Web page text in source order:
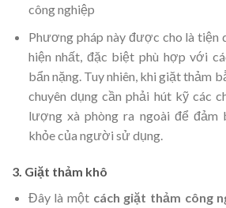
công nghiệp
Phương pháp này được cho là tiện
hiện nhất, đặc biệt phù hợp với
bẩn nặng. Tuy nhiên, khi giặt thảm
chuyên dụng cần phải hút kỹ các
lượng xà phòng ra ngoài để đảm
khỏe của người sử dụng.
3. Giặt thảm khô
Đây là một cách giặt thảm công